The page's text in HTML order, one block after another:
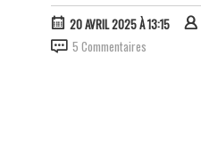
20 AVRIL 2025 À 13:15
5 Commentaires